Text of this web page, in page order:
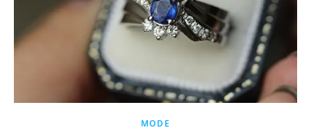
MODE